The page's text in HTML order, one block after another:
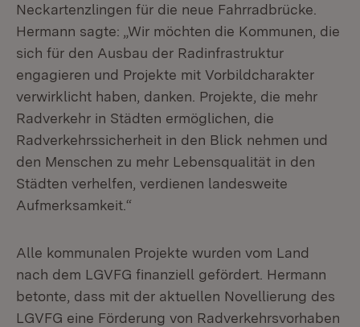
Neckartenzlingen für die neue Fahrradbrücke.
Hermann sagte: „Wir möchten die Kommunen, die
sich für den Ausbau der Radinfrastruktur
engagieren und Projekte mit Vorbildcharakter
verwirklicht haben, danken. Projekte, die mehr
Radverkehr in Städten ermöglichen, die
Radverkehrssicherheit in den Blick nehmen und
den Menschen zu mehr Lebensqualität in den
Städten verhelfen, verdienen landesweite
Aufmerksamkeit.“
Alle kommunalen Projekte wurden vom Land
nach dem LGVFG finanziell gefördert. Hermann
betonte, dass mit der aktuellen Novellierung des
LGVFG eine Förderung von Radverkehrsvorhaben